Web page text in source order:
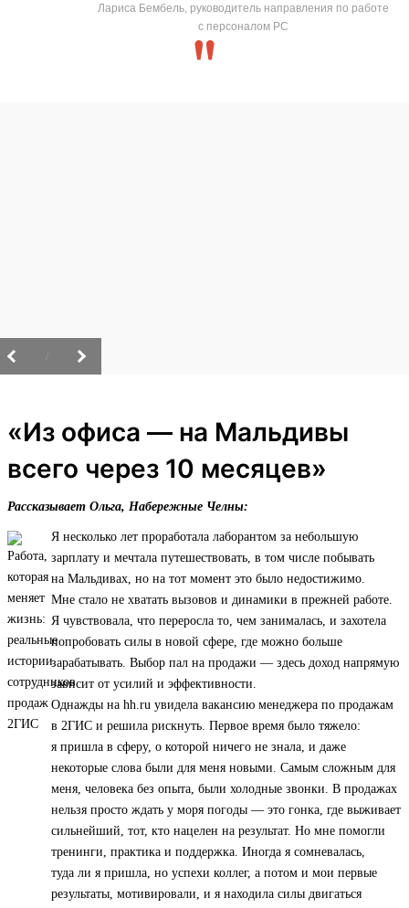
Лариса Бембель, руководитель направления по работе
с персоналом РС
«Из офиса — на Мальдивы
всего через 10 месяцев»
Рассказывает Ольга, Набережные Челны:
Я несколько лет проработала лаборантом за небольшую
зарплату и мечтала путешествовать, в том числе побывать
на Мальдивах, но на тот момент это было недостижимо.
Мне стало не хватать вызовов и динамики в прежней работе.
Я чувствовала, что переросла то, чем занималась, и захотела
попробовать силы в новой сфере, где можно больше
зарабатывать. Выбор пал на продажи — здесь доход напрямую
зависит от усилий и эффективности.
Однажды на hh.ru увидела вакансию менеджера по продажам
в 2ГИС и решила рискнуть. Первое время было тяжело:
я пришла в сферу, о которой ничего не знала, и даже
некоторые слова были для меня новыми. Самым сложным для
меня, человека без опыта, были холодные звонки. В продажах
нельзя просто ждать у моря погоды — это гонка, где выживает
сильнейший, тот, кто нацелен на результат. Но мне помогли
тренинги, практика и поддержка. Иногда я сомневалась,
туда ли я пришла, но успехи коллег, а потом и мои первые
результаты, мотивировали, и я находила силы двигаться